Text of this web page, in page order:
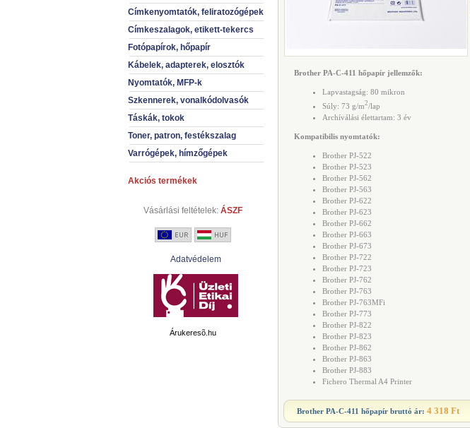
Címkenyomtatók, feliratozógépek
Címkeszalagok, etikett-tekercs
Fotópapírok, hőpapír
Kábelek, adapterek, elosztók
Nyomtatók, MFP-k
Szkennerek, vonalkódolvasók
Táskák, tokok
Toner, patron, festékszalag
Varrógépek, hímzőgépek
Akciós termékek
Vásárlási feltételek: ÁSZF
Adatvédelem
Árukeresõ.hu
Brother PA-C-411 hőpapír jellemzők:
Lapvastagság: 80 mikron
Súly: 73 g/m2/lap
Archíválási élettartam: 3 év
Kompatibilis nyomtatók:
Brother PJ-522
Brother PJ-523
Brother PJ-562
Brother PJ-563
Brother PJ-622
Brother PJ-623
Brother PJ-662
Brother PJ-663
Brother PJ-673
Brother PJ-722
Brother PJ-723
Brother PJ-762
Brother PJ-763
Brother PJ-763MFi
Brother PJ-773
Brother PJ-822
Brother PJ-823
Brother PJ-862
Brother PJ-863
Brother PJ-883
Fichero Thermal A4 Printer
Brother PA-C-411 hőpapír bruttó ár: 4 318 Ft